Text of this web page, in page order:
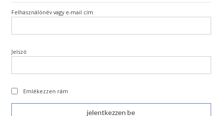
Felhasználónév vagy e-mail cím
Jelszó
Emlékezzen rám